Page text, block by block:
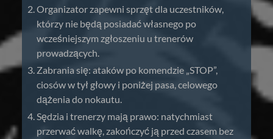
Organizator zapewni sprzęt dla uczestników,
którzy nie będą posiadać własnego po
wcześniejszym zgłoszeniu u trenerów
prowadzących.
Zabrania się: ataków po komendzie „STOP”,
ciosów w tył głowy i poniżej pasa, celowego
dążenia do nokautu.
Sędzia i trenerzy mają prawo: natychmiast
przerwać walkę, zakończyć ją przed czasem bez